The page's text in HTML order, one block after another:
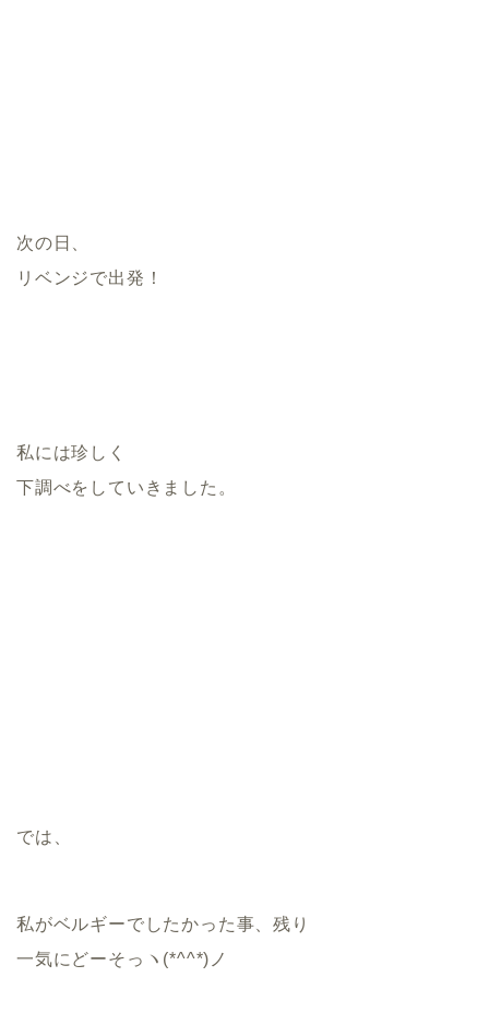
次の日、
リベンジで出発！
私には珍しく
下調べをしていきました。
では、
私がベルギーでしたかった事、残り
一気にどーそっヽ(*^^*)ノ